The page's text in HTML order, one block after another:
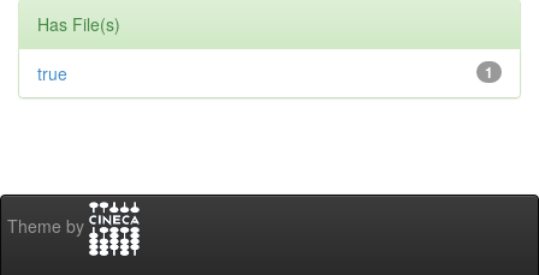
Has File(s)
1
true
Theme by